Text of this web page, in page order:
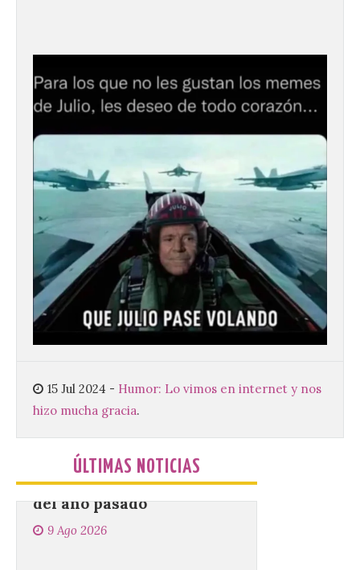
15 Jul 2024 - Humor: Lo vimos en internet y nos
hizo mucha gracia.
ÚLTIMAS NOTICIAS
El gran libro del eclipse
9 Ago 2026
Este verano llega a la
Península Ibérica el
primer eclipse solar total
en más de un siglo Y este
es el libro perfecto para
vivirlo como una experiencia inolvidable.
¿Y si el cielo cambiara ante tus ojos… y
la sierra de Sanabria
después de los incendios
del año pasado
9 Ago 2026